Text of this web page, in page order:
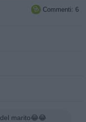
 Commenti: 6
marito😂😂